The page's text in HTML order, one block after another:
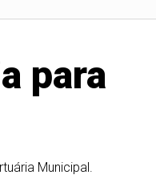
para
Municipal.